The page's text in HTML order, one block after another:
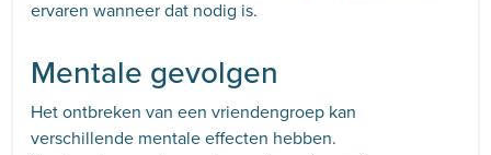
ervaren wanneer dat nodig is.
Mentale gevolgen
Het ontbreken van een vriendengroep kan
verschillende mentale effecten hebben.